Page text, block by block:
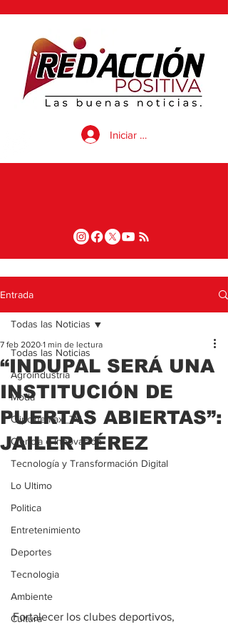
Iniciar sesión
Entrada
Todas las Noticias
Agroindustria
Moda
Clipcinemax_TV
Ciencia e Innovación
Tecnología y Transformación Digital
Lo Ultimo
Politica
Entretenimiento
Deportes
Tecnologia
Ambiente
Cultura
Todas las Noticias
“INDUPAL SERÁ UNA
INSTITUCIÓN DE
PUERTAS ABIERTAS”:
JAILER PÉREZ
7 feb 2020 1 min de lectura
Fortalecer los clubes deportivos,